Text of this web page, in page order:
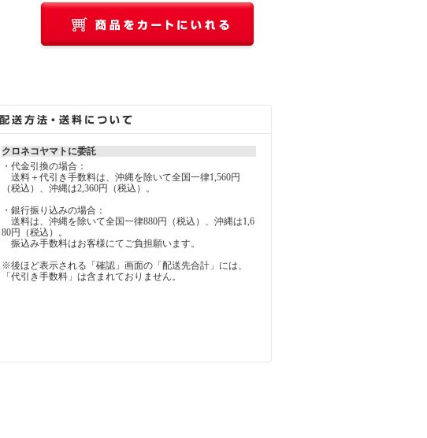
クロネコヤマトに委託
・代金引換の場合：
送料＋代引き手数料は、沖縄を除いて全国一律1,560円
（税込）、沖縄は2,360円（税込）。
・銀行振り込みの場合：
送料は、沖縄を除いて全国一律880円（税込）、沖縄は1,6
80円（税込）。
振込み手数料はお客様にてご負担願います。
※後ほど表示される「確認」画面の「配送先合計」には、
「代引き手数料」は含まれておりません。